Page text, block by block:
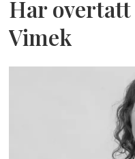
Har
Vimek